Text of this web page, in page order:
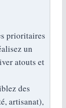
prioritaires
un
atouts et
des
artisanat),